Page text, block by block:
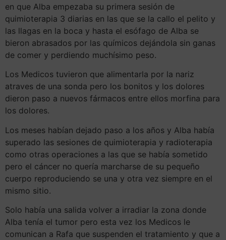
en que Alba empezaba su primera sesión de
quimioterapia 3 diarias en las que se la callo el pelito y
las llagas en la boca y hasta el esófago de Alba se
bieron abrasados por las químicos dejándola sin ganas
de comer y perdiendo muchísimo peso.
Los Medicos tuvieron que alimentarla por la nariz
atraves de una sonda pero los bonitos y los dolores
dieron paso a nuevos fármacos entre ellos morfina para
los dolores.
Los meses habían dejado paso a los años y Alba había
superado las sesiones de quimioterapia y radioterapia
como otras operaciones a las que se había sometido
pero el cáncer no quería marcharse de su pequeño
cuerpo reproduciendo se una y otra vez siempre en el
mismo sitio.
Solo había una salida volver a irradiar la zona donde
Alba tenía el tumor pero esta vez los Medicos le
comunican a Rafa que suspenden el tratamiento y que a